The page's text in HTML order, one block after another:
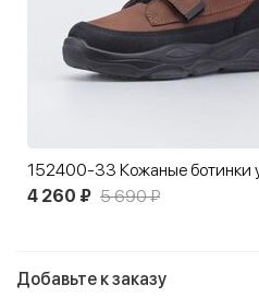
4 260 ₽ 5 690 ₽
Добавьте к заказу